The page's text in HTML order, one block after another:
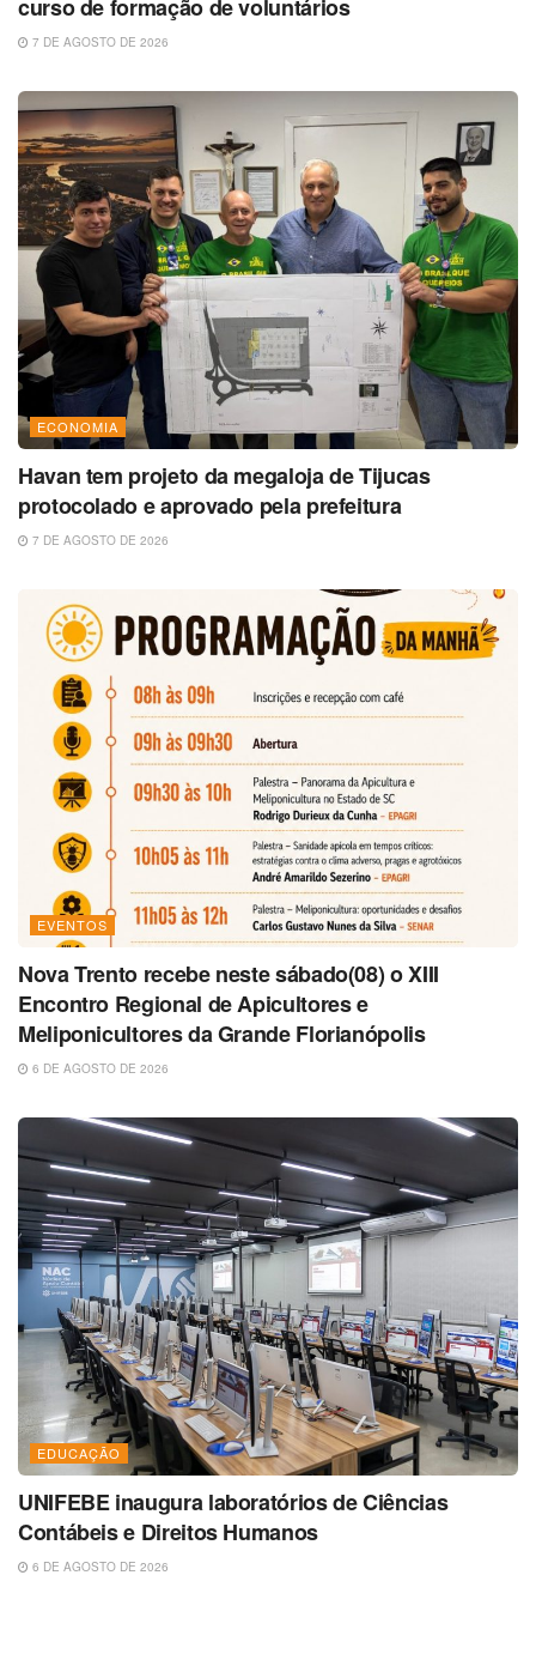
curso de formação de voluntários
7 DE AGOSTO DE 2026
ECONOMIA
Havan tem projeto da megaloja de Tijucas
protocolado e aprovado pela prefeitura
7 DE AGOSTO DE 2026
EVENTOS
Nova Trento recebe neste sábado(08) o XIII
Encontro Regional de Apicultores e
Meliponicultores da Grande Florianópolis
6 DE AGOSTO DE 2026
EDUCAÇÃO
UNIFEBE inaugura laboratórios de Ciências
Contábeis e Direitos Humanos
6 DE AGOSTO DE 2026